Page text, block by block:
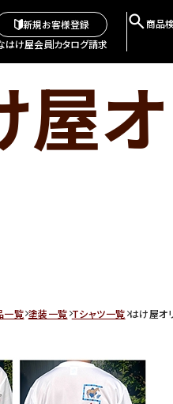
新規お客様登録
はけ屋会員カタログ請求
商品
屋
一覧 塗装一覧 Tシャツ一覧 はけ屋オ